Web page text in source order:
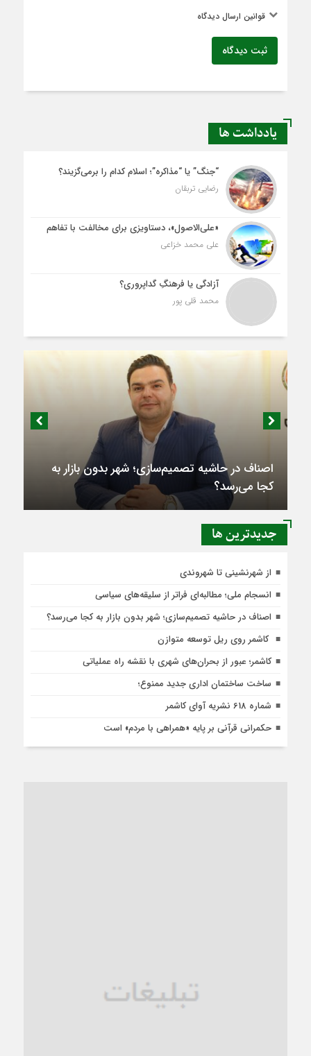
قوانین ارسال دیدگاه
ثبت دیدگاه
یادداشت ها
“جنگ” یا “مذاکره”؛ اسلام کدام را برمی‌گزیند؟
رضایی تربقان
«علی‌الاصول»، دستاویزی برای مخالفت با تفاهم
علی محمد خزاعی
آزادگی یا فرهنگِ گداپروری؟
محمد قلی پور
اصناف در حاشیه تصمیم‌سازی؛ شهر بدون بازار به
کجا می‌رسد؟
جديدترين ها
از شهرنشینی تا شهروندی
انسجام ملی؛ مطالبه‌ای فراتر از سلیقه‌های سیاسی
اصناف در حاشیه تصمیم‌سازی؛ شهر بدون بازار به کجا می‌رسد؟
کاشمر روی ریل توسعه متوازن
کاشمر؛ عبور از بحران‌های شهری با نقشه راه عملیاتی
ساخت ساختمان اداری جدید ممنوع؛
شماره 618 نشریه آوای کاشمر
حکمرانی قرآنی بر پایه «همراهی با مردم» است